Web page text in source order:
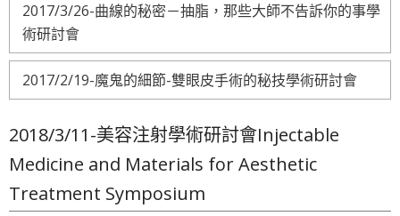
2017/3/26-曲線的秘密－抽脂，那些大師不告訴你的事學
術研討會
2017/2/19-魔鬼的細節-雙眼皮手術的秘技學術研討會
2018/3/11-美容注射學術研討會Injectable
Medicine and Materials for Aesthetic
Treatment Symposium